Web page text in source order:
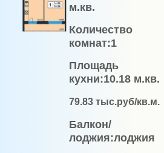
м.кв.
Количество
комнат:1
Площадь
кухни:10.18 м.кв.
79.83 тыс.руб/кв.м.
Балкон/
лоджия:лоджия